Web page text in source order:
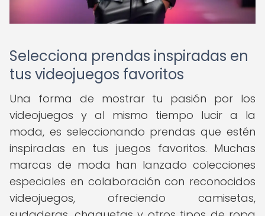
Selecciona prendas inspiradas en
tus videojuegos favoritos
Una forma de mostrar tu pasión por los
videojuegos y al mismo tiempo lucir a la
moda, es seleccionando prendas que estén
inspiradas en tus juegos favoritos. Muchas
marcas de moda han lanzado colecciones
especiales en colaboración con reconocidos
videojuegos, ofreciendo camisetas,